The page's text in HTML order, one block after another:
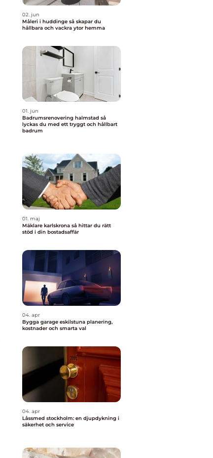
02. jun
Måleri i huddinge så skapar du
hållbara och vackra ytor hemma
01. jun
Badrumsrenovering halmstad så
lyckas du med ett tryggt och hållbart
badrum
01. maj
Mäklare karlskrona så hittar du rätt
stöd i din bostadsaffär
04. apr
Bygga garage eskilstuna planering,
kostnader och smarta val
04. apr
Låssmed stockholm: en djupdykning i
säkerhet och service